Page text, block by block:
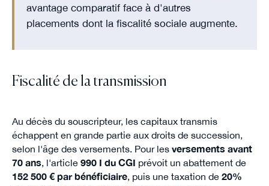
avantage comparatif face à d'autres
placements dont la fiscalité sociale augmente.
Fiscalité de la transmission
Au décès du souscripteur, les capitaux transmis
échappent en grande partie aux droits de succession,
selon l'âge des versements. Pour les versements avant
70 ans, l'article 990 I du CGI prévoit un abattement de
152 500 € par bénéficiaire, puis une taxation de 20%